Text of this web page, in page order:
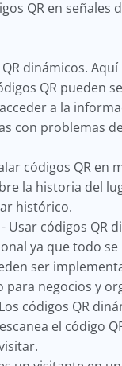
QR en
dinámicos. Aquí
QR pueden
a la
con problemas
códigos QR en
la historia del
histórico.
- Usar códigos QR
ya que todo
ser
negocios y
códigos QR
el código